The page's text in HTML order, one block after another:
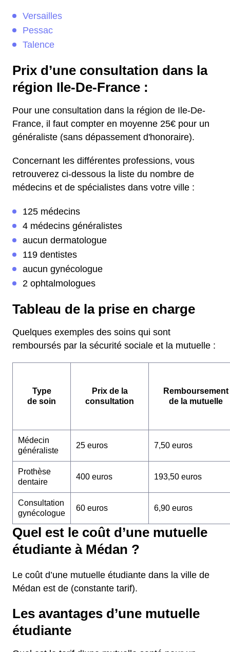
Versailles
Pessac
Talence
Prix d’une consultation dans la
région Ile-De-France :
Pour une consultation dans la région de Ile-De-
France, il faut compter en moyenne 25€ pour un
généraliste (sans dépassement d'honoraire).
Concernant les différentes professions, vous
retrouverez ci-dessous la liste du nombre de
médecins et de spécialistes dans votre ville :
125 médecins
4 médecins généralistes
aucun dermatologue
119 dentistes
aucun gynécologue
2 ophtalmologues
Tableau de la prise en charge
Quelques exemples des soins qui sont
remboursés par la sécurité sociale et la mutuelle :
Type
de soin
Prix de la
consultation
Remboursement
de la mutuelle
Médecin
généraliste
25 euros 7,50 euros
Prothèse
dentaire
400 euros 193,50 euros
Consultation
gynécologue
60 euros 6,90 euros
Quel est le coût d’une mutuelle
étudiante à Médan ?
Le coût d’une mutuelle étudiante dans la ville de
Médan est de (constante tarif).
Les avantages d’une mutuelle
étudiante